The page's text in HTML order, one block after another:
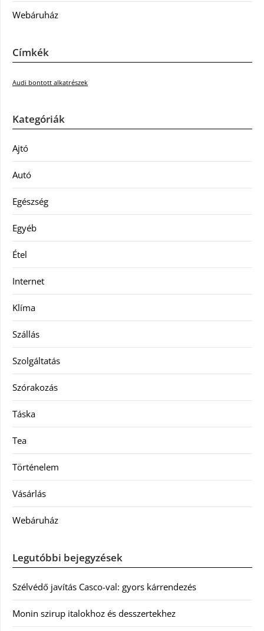
Webáruház
Címkék
Audi bontott alkatrészek
Kategóriák
Ajtó
Autó
Egészség
Egyéb
Étel
Internet
Klíma
Szállás
Szolgáltatás
Szórakozás
Táska
Tea
Történelem
Vásárlás
Webáruház
Legutóbbi bejegyzések
Szélvédő javítás Casco-val: gyors kárrendezés
Monin szirup italokhoz és desszertekhez